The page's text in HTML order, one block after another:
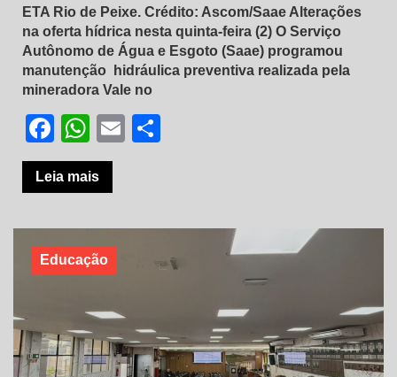
ETA Rio de Peixe. Crédito: Ascom/Saae Alterações
na oferta hídrica nesta quinta-feira (2) O Serviço
Autônomo de Água e Esgoto (Saae) programou
manutenção hidráulica preventiva realizada pela
mineradora Vale no
Facebook
WhatsApp
Email
Leia mais
Educação